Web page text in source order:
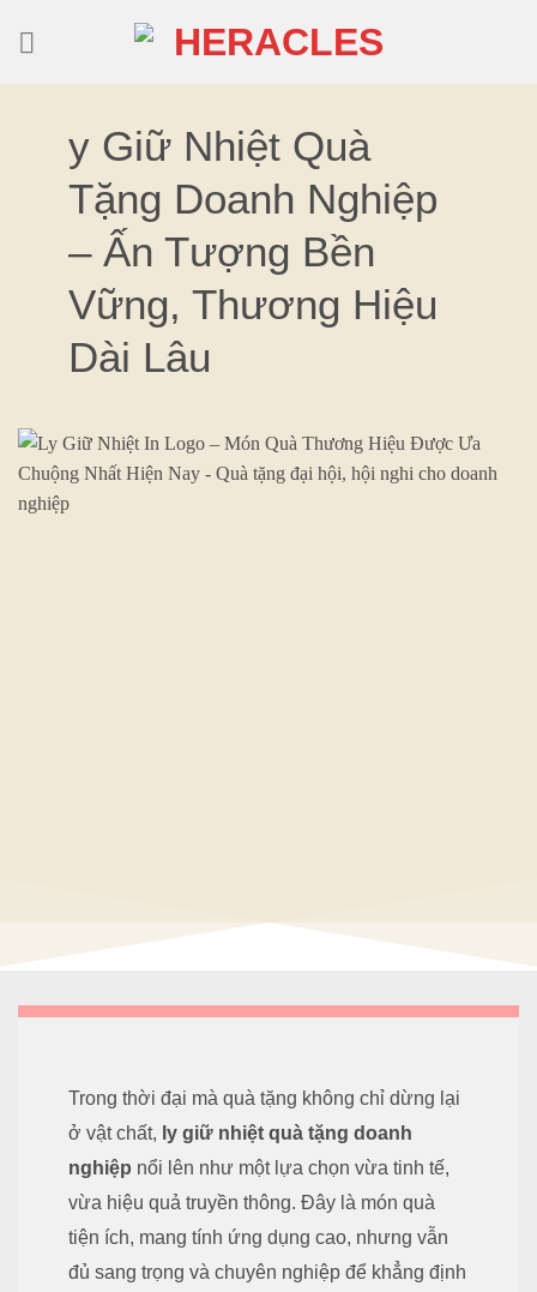
y Giữ Nhiệt Quà
Tặng Doanh Nghiệp
– Ấn Tượng Bền
Vững, Thương Hiệu
Dài Lâu
Trong thời đại mà quà tặng không chỉ dừng lại
ở vật chất, ly giữ nhiệt quà tặng doanh
nghiệp nổi lên như một lựa chọn vừa tinh tế,
vừa hiệu quả truyền thông. Đây là món quà
tiện ích, mang tính ứng dụng cao, nhưng vẫn
đủ sang trọng và chuyên nghiệp để khẳng định